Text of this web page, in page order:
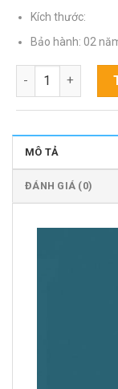
Kích thước:
Bảo hành: 02
Nhôm định hình
MÔ TẢ
ĐÁNH GIÁ (0)